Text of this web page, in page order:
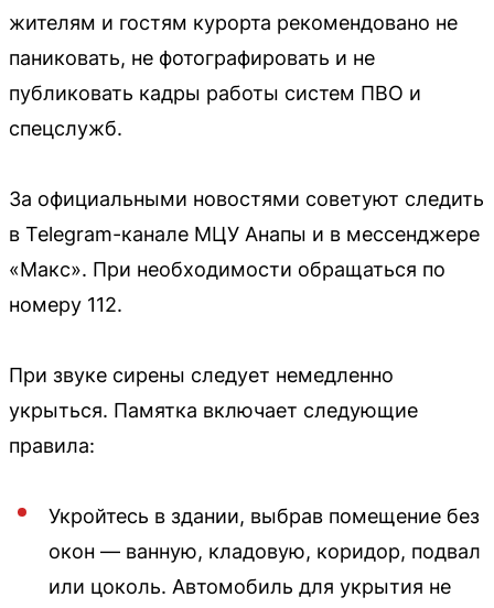
жителям и гостям курорта рекомендовано не
паниковать, не фотографировать и не
публиковать кадры работы систем ПВО и
спецслужб.
За официальными новостями советуют следить
в Telegram-канале МЦУ Анапы и в мессенджере
«Макс». При необходимости обращаться по
номеру 112.
При звуке сирены следует немедленно
укрыться. Памятка включает следующие
правила:
Укройтесь в здании, выбрав помещение без
окон — ванную, кладовую, коридор, подвал
или цоколь. Автомобиль для укрытия не